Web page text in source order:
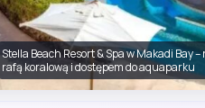
Stella Beach Resort & Spa w Makadi Bay
rafą koralową i dostępem do aquaparku